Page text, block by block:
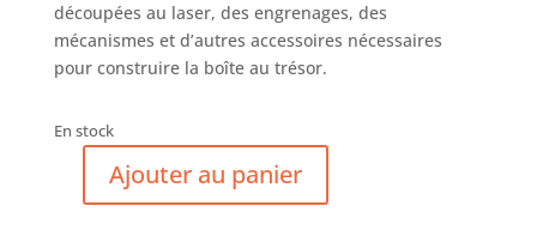
découpées au laser, des engrenages, des
mécanismes et d’autres accessoires nécessaires
pour construire la boîte au trésor.
En stock
quantitéAjouter au panier